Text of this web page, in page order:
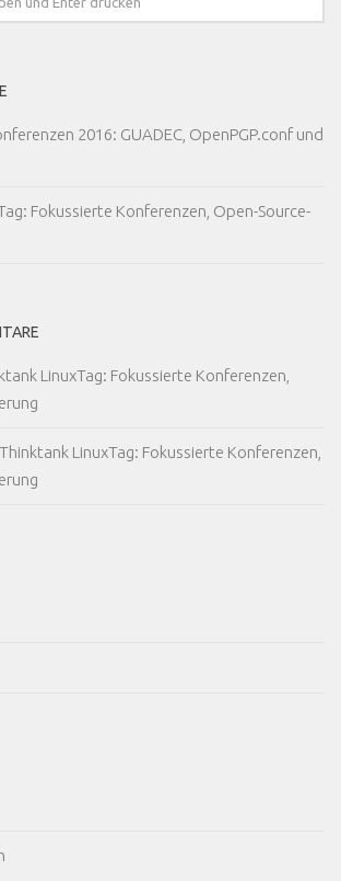
2016: GUADEC, OpenPGP.conf und
Fokussierte Konferenzen, Open-Source-
LinuxTag: Fokussierte Konferenzen,
Thinktank LinuxTag: Fokussierte Konferenzen,